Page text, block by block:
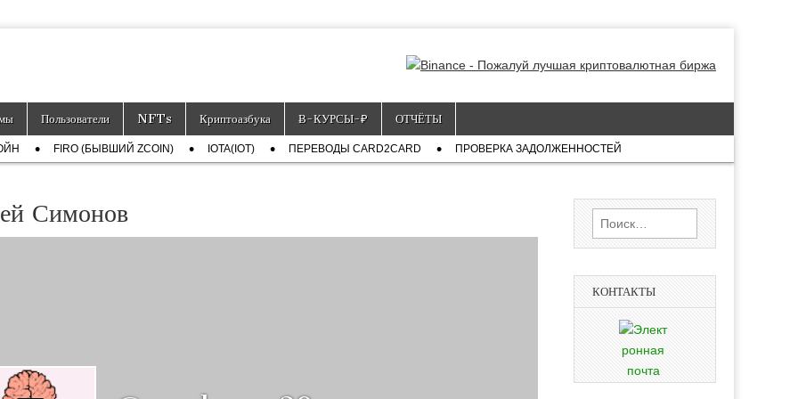
Пользователи NFTs Криптоазбука Ƀ-КУРСЫ-₽ ОТЧЁТЫ
FIRO (БЫВШИЙ ZCOIN) IOTA(IOT) ПЕРЕВОДЫ CARD2CARD ПРОВЕРКА ЗАДОЛЖЕННОСТЕЙ
Симонов Найти:
КОНТАКТЫ